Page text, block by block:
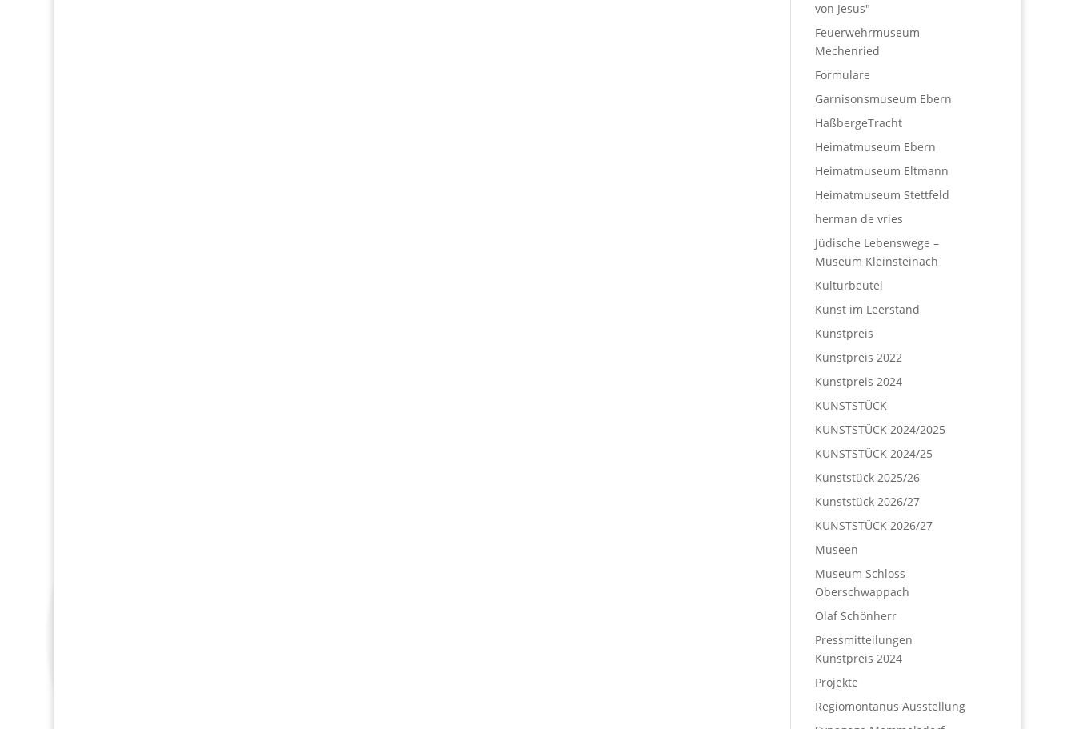
von Jesus"
Feuerwehrmuseum
Mechenried
Formulare
Garnisonsmuseum Ebern
HaßbergeTracht
Heimatmuseum Ebern
Heimatmuseum Eltmann
Heimatmuseum Stettfeld
herman de vries
Jüdische Lebenswege –
Museum Kleinsteinach
Kulturbeutel
Kunst im Leerstand
Kunstpreis
Kunstpreis 2022
Kunstpreis 2024
KUNSTSTÜCK
KUNSTSTÜCK 2024/2025
KUNSTSTÜCK 2024/25
Kunststück 2025/26
Kunststück 2026/27
KUNSTSTÜCK 2026/27
Museen
Museum Schloss
Oberschwappach
Olaf Schönherr
Pressmitteilungen
Kunstpreis 2024
Projekte
Regiomontanus Ausstellung